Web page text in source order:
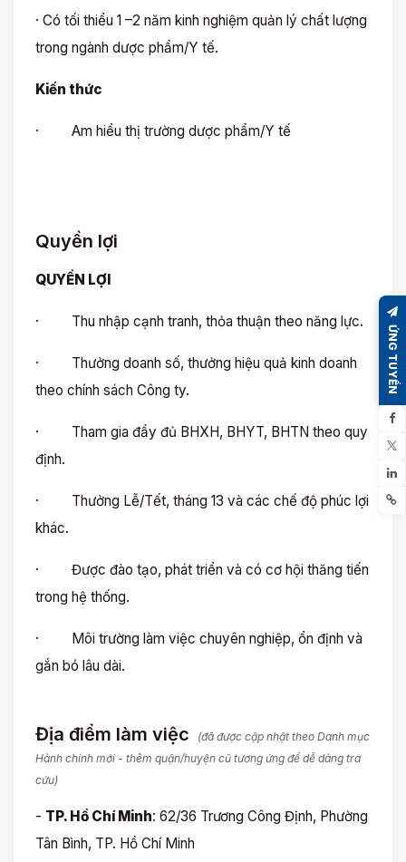
· Có tối thiểu 1 –2 năm kinh nghiệm quản lý chất lượng
trong ngành dược phẩm/Y tế.
Kiến thức
· Am hiểu thị trường dược phẩm/Y tế
Quyền lợi
QUYỀN LỢI
· Thu nhập cạnh tranh, thỏa thuận theo năng lực.
· Thưởng doanh số, thưởng hiệu quả kinh doanh
theo chính sách Công ty.
· Tham gia đầy đủ BHXH, BHYT, BHTN theo quy
định.
· Thưởng Lễ/Tết, tháng 13 và các chế độ phúc lợi
khác.
· Được đào tạo, phát triển và có cơ hội thăng tiến
trong hệ thống.
· Môi trường làm việc chuyên nghiệp, ổn định và
gắn bó lâu dài.
Địa điểm làm việc
(đã được cập nhật theo Danh mục
Hành chính mới - thêm quận/huyện cũ tương ứng để dễ dàng tra
cứu)
- TP. Hồ Chí Minh: 62/36 Trương Công Định, Phường
Tân Bình, TP. Hồ Chí Minh
ỨNG TUYỂN